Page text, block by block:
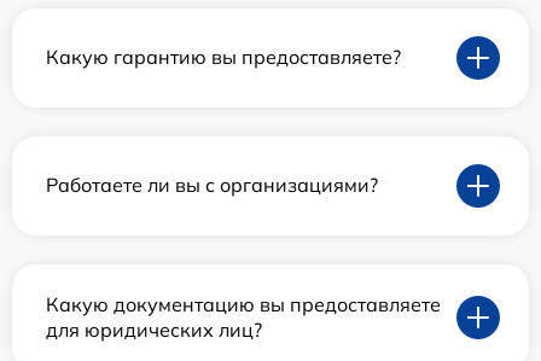
Какую гарантию вы предоставляете?
Работаете ли вы с организациями?
Какую документацию вы предоставляете
для юридических лиц?